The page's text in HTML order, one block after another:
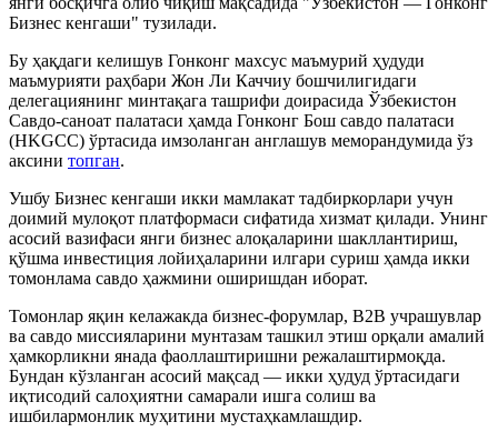
Бизнес кенгаши" тузилади.
Бу ҳақдаги келишув Гонконг махсус маъмурий ҳудуди
маъмурияти раҳбари Жон Ли Каччиу бошчилигидаги
делегациянинг минтақага ташрифи доирасида Ўзбекистон
Савдо-саноат палатаси ҳамда Гонконг Бош савдо палатаси
(HKGCC) ўртасида имзоланган англашув меморандумида ўз
аксини топган.
Ушбу Бизнес кенгаши икки мамлакат тадбиркорлари учун
доимий мулоқот платформаси сифатида хизмат қилади. Унинг
асосий вазифаси янги бизнес алоқаларини шакллантириш,
қўшма инвестиция лойиҳаларини илгари суриш ҳамда икки
томонлама савдо ҳажмини оширишдан иборат.
Томонлар яқин келажакда бизнес-форумлар, B2B учрашувлар
ва савдо миссияларини мунтазам ташкил этиш орқали амалий
ҳамкорликни янада фаоллаштиришни режалаштирмоқда.
Бундан кўзланган асосий мақсад — икки ҳудуд ўртасидаги
иқтисодий салоҳиятни самарали ишга солиш ва
ишбилармонлик муҳитини мустаҳкамлашдир.